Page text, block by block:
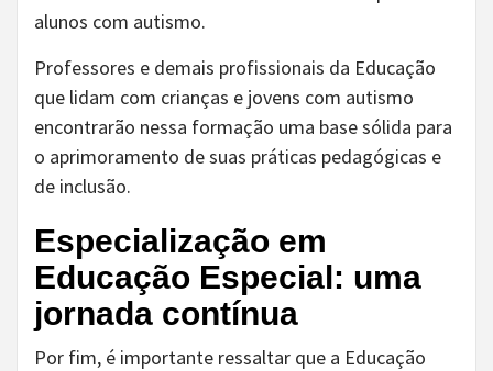
alunos com autismo.
Professores e demais profissionais da Educação
que lidam com crianças e jovens com autismo
encontrarão nessa formação uma base sólida para
o aprimoramento de suas práticas pedagógicas e
de inclusão.
Especialização em
Educação Especial: uma
jornada contínua
Por fim, é importante ressaltar que a Educação